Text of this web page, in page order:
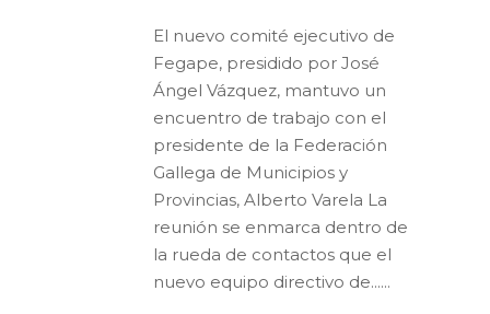
El nuevo comité ejecutivo de
Fegape, presidido por José
Ángel Vázquez, mantuvo un
encuentro de trabajo con el
presidente de la Federación
Gallega de Municipios y
Provincias, Alberto Varela La
reunión se enmarca dentro de
la rueda de contactos que el
nuevo equipo directivo de......